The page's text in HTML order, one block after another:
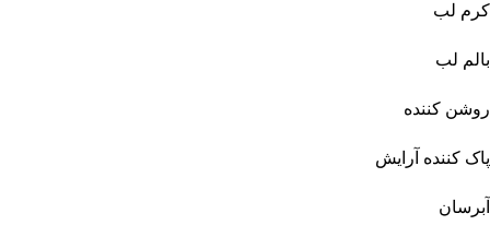
کرم لب
بالم لب
روشن کننده
پاک کننده آرایش
آبرسان